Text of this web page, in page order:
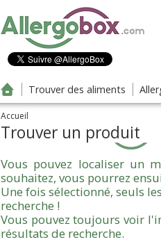
Trouver des aliments
Accueil
Trouver un produit
Vous pouvez localiser un
souhaitez, vous pourrez
Une fois sélectionné, seuls
recherche !
Vous pouvez toujours voir
résultats de recherche.